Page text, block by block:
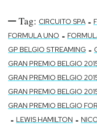
Tag: CIRCUITO SPA -
FORMULA UNO -
GP BELGIO STREAMING -
GRAN PREMIO BELGIO
GRAN PREMIO BELGIO
GRAN PREMIO BELGIO
GRAN PREMIO BELGIO
- LEWIS HAMILTON -